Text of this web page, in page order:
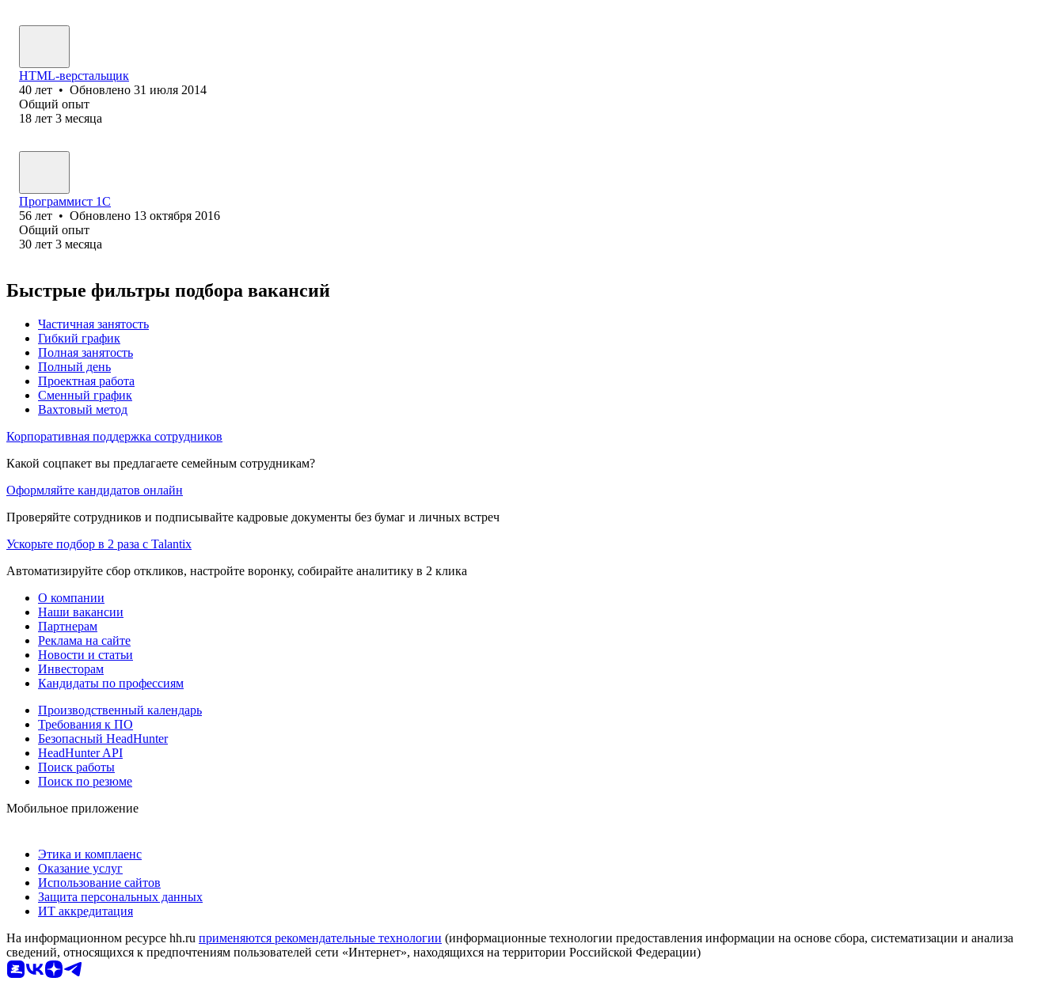
HTML-верстальщик
40 лет • Обновлено 31 июля 2014
Общий опыт
18 лет 3 месяца
Программист 1С
56 лет • Обновлено 13 октября 2016
Общий опыт
30 лет 3 месяца
Быстрые фильтры подбора вакансий
Частичная занятость
Гибкий график
Полная занятость
Полный день
Проектная работа
Сменный график
Вахтовый метод
Корпоративная поддержка сотрудников
Какой соцпакет вы предлагаете семейным сотрудникам?
Оформляйте кандидатов онлайн
Проверяйте сотрудников и подписывайте кадровые документы без бумаг и личных встреч
Ускорьте подбор в 2 раза с Talantix
Автоматизируйте сбор откликов, настройте воронку, собирайте аналитику в 2 клика
О компании
Наши вакансии
Партнерам
Реклама на сайте
Новости и статьи
Инвесторам
Кандидаты по профессиям
Производственный календарь
Требования к ПО
Безопасный HeadHunter
HeadHunter API
Поиск работы
Поиск по резюме
Мобильное приложение
Этика и комплаенс
Оказание услуг
Использование сайтов
Защита персональных данных
ИТ аккредитация
На информационном ресурсе hh.ru применяются рекомендательные технологии (информационные технологии предоставления информации на основе сбора, систематизации и анализа
сведений, относящихся к предпочтениям пользователей сети «Интернет», находящихся на территории Российской Федерации)